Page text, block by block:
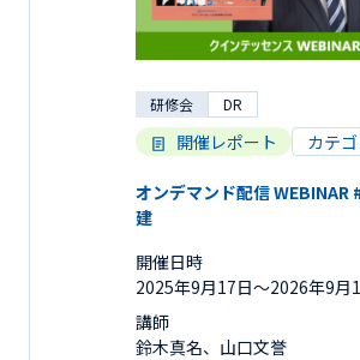
研修会 DR
開催レポート カテ
オンデマンド配信
建
開催日時
2025年9月17日〜2026年9月
講師
鈴木真名、山口文誉